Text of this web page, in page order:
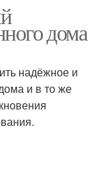
фундамент
под дом
дома
надёжное и
и в то же